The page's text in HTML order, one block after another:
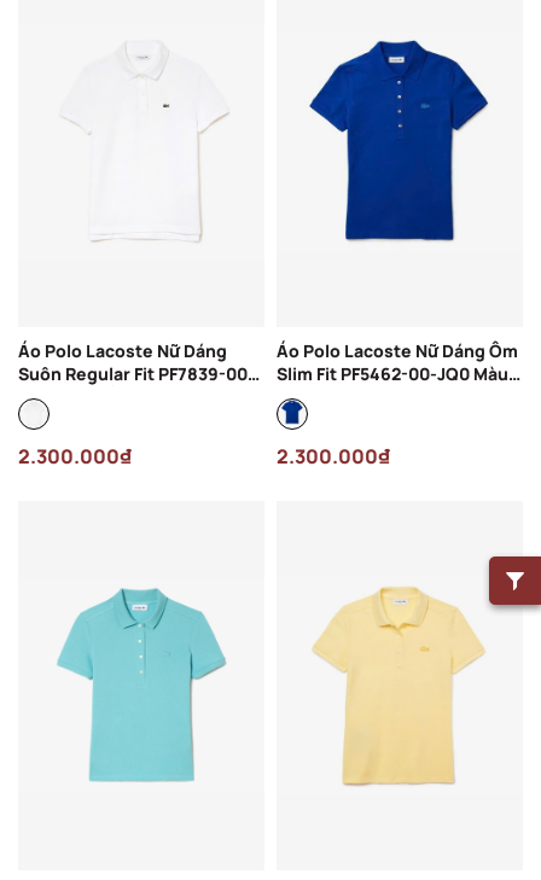
Áo Polo Lacoste Nữ Dáng
Suôn Regular Fit PF7839-00-
001 Màu Trắng
2.300.000₫
Áo Polo Lacoste Nữ Dáng Ôm
Slim Fit PF5462-00-JQ0 Màu
Xanh Dương
2.300.000₫